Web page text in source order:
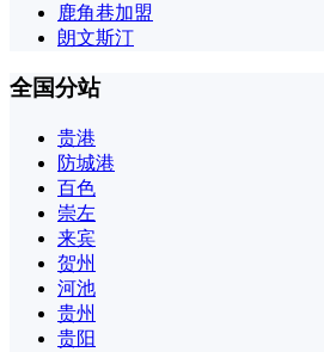
鹿角巷加盟
朗文斯汀
全国分站
贵港
防城港
百色
崇左
来宾
贺州
河池
贵州
贵阳